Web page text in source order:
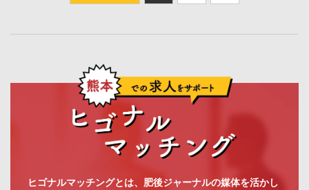
ヒゴナルマッチングとは、肥後ジャーナルの媒体を活かし